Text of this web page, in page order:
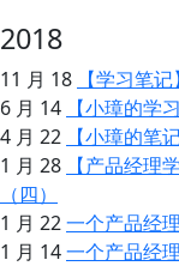
2018
11 月 18
【学习笔
6 月 14
【小璋的学
4 月 22
【小璋的笔
1 月 28
【产品经理
（四）
1 月 22一个产品经
1 月 14一个产品经